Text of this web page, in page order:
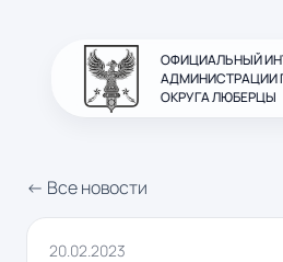
ОФИЦИАЛЬНЫЙ
АДМИНИСТРАЦИИ
ОКРУГА ЛЮБЕРЦЫ
← Все новости
20.02.2023